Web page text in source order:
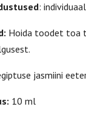
:
Hoida toodet toa
jasmiini
10 ml